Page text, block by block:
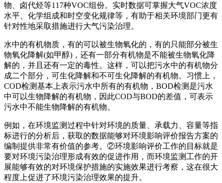
物、卤代烃等117种VOC组份。实时数据可掌握大气VOC浓度
水平、化学组成和时空变化规律等，有助于相关环境部门更有
针对性地采取措施进行大气污染治理。
水中的有机物质，有的可以被生物氧化的，有的只能部分被生
物氧化降解(如甲醇)，还有一部分有机物是不能被生物氧化降
解的，并且还有一定的毒性。这样，可以把污水中的有机物分
成二个部分，可生化降解和不可生化降解的有机物。习惯上，
COD检测基本上表示污水中所有的有机物，BOD检测是污水
中可以生物降解的有机物，因此COD与BOD的差值，可表示
污水中不能生物降解的有机物。
例如，在环境监测过程中针对环境的质量、承载力、容量等指
标进行的分析后，获取的数据能够对环境影响评价报告方案的
编制提供非常有价值的参考。②环境影响评价工作的目标就是
要对环境污染治理形成有效的促进作用，而环境监测工作的开
展能够有效的对环境保护措施的实施效果进行考察，这在很大
程度上促进了环境污染治理效果的提升。